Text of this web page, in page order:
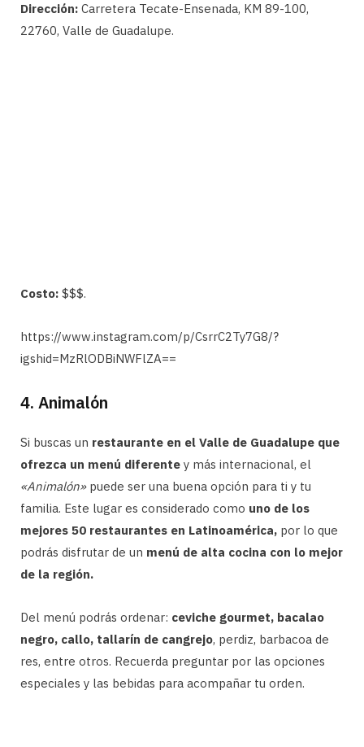
Dirección: Carretera Tecate-Ensenada, KM 89-100,
22760, Valle de Guadalupe.
Costo: $$$.
https://www.instagram.com/p/CsrrC2Ty7G8/?
igshid=MzRlODBiNWFlZA==
4. Animalón
Si buscas un restaurante en el Valle de Guadalupe que
ofrezca un menú diferente y más internacional, el
«Animalón»puede ser una buena opción para ti y tu
familia. Este lugar es considerado como uno de los
mejores 50 restaurantes en Latinoamérica, por lo que
podrás disfrutar de un menú de alta cocina con lo mejor
de la región.
Del menú podrás ordenar: ceviche gourmet, bacalao
negro, callo, tallarín de cangrejo, perdiz, barbacoa de
res, entre otros. Recuerda preguntar por las opciones
especiales y las bebidas para acompañar tu orden.